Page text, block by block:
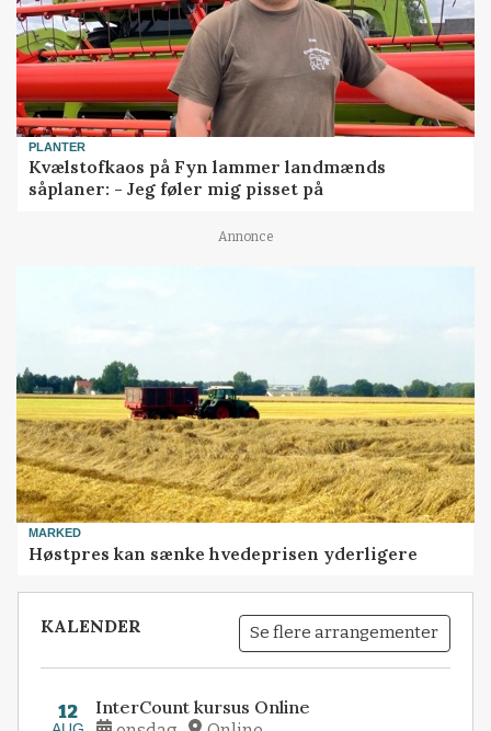
PLANTER
Kvælstofkaos på Fyn lammer landmænds
såplaner: - Jeg føler mig pisset på
Annonce
MARKED
Høstpres kan sænke hvedeprisen yderligere
KALENDER Se flere arrangementer
12 InterCount kursus Online